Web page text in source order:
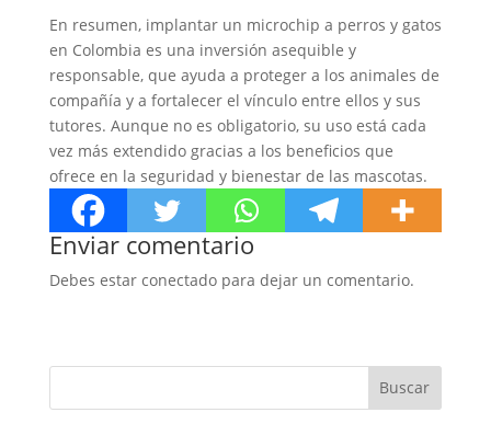
En resumen, implantar un microchip a perros y gatos
en Colombia es una inversión asequible y
responsable, que ayuda a proteger a los animales de
compañía y a fortalecer el vínculo entre ellos y sus
tutores. Aunque no es obligatorio, su uso está cada
vez más extendido gracias a los beneficios que
ofrece en la seguridad y bienestar de las mascotas.
Enviar comentario
Debes estar conectado para dejar un comentario.